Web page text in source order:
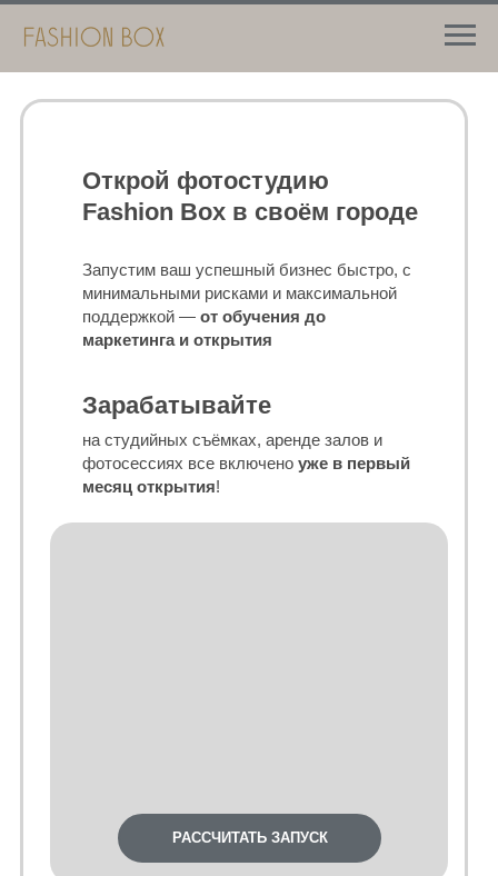
Зарабатывайте
Открой фотостудию
Fashion Box в своём городе
на студийных съёмках, аренде залов и
фотосессиях все включено уже в первый
месяц открытия!
Запустим ваш успешный бизнес быстро, с
минимальными рисками и максимальной
поддержкой — от обучения до
маркетинга и открытия
РАССЧИТАТЬ ЗАПУСК